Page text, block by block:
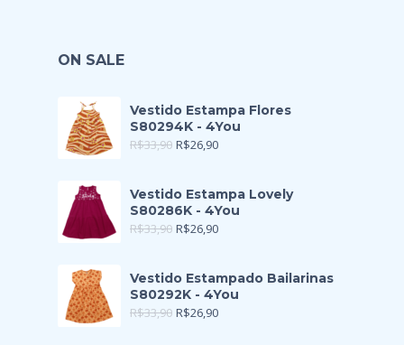
ON SALE
Vestido Estampa Flores
S80294K - 4You
R$33,90 R$26,90
Vestido Estampa Lovely
S80286K - 4You
R$33,90 R$26,90
Vestido Estampado Bailarinas
S80292K - 4You
R$33,90 R$26,90